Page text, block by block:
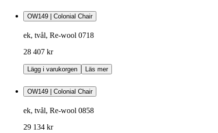
OW149 | Colonial Chair
ek, tvål, Re-wool 0718
28 407 kr
Lägg i varukorgen Läs mer
OW149 | Colonial Chair
ek, tvål, Re-wool 0858
29 134 kr